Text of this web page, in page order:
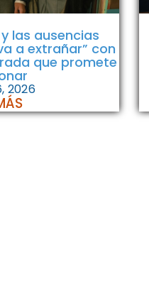
las ausencias
a extrañar” con
que promete
2026